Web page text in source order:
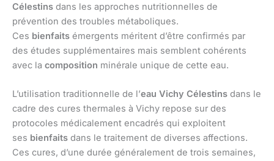
Célestins dans les approches nutritionnelles de
prévention des troubles métaboliques.
Ces bienfaits émergents méritent d’être confirmés par
des études supplémentaires mais semblent cohérents
avec la composition minérale unique de cette eau.
L’utilisation traditionnelle de l’eau Vichy Célestins dans le
cadre des cures thermales à Vichy repose sur des
protocoles médicalement encadrés qui exploitent
ses bienfaits dans le traitement de diverses affections.
Ces cures, d’une durée généralement de trois semaines,